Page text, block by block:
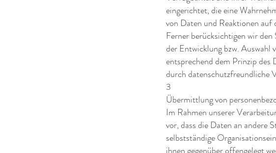
eingerichtet, die eine
von Daten und Reaktionen auf
Ferner berücksichtigen wir
der Entwicklung bzw. Auswahl
entsprechend dem Prinzip des
durch datenschutzfreundliche
3
Übermittlung von
Im Rahmen unserer
vor, dass die Daten an andere
selbstständige